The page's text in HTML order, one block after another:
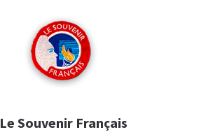
Le Souvenir Français